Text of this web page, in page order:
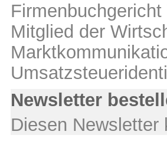
Mitglied der
Newsletter
Diesen Newsletter